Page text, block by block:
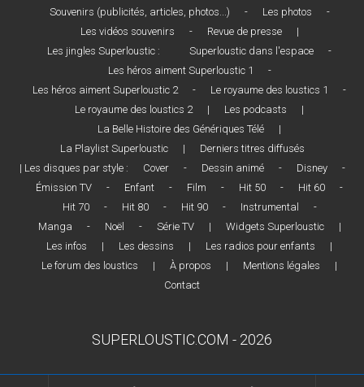
Souvenirs (publicités, articles, photos...)
- Les photos
-
Les vidéos souvenirs
- Revue de presse
|
Les jingles Superloustic :
Superloustic dans l'espace
-
Les héros aiment Superloustic 1
-
Les héros aiment Superloustic 2
- Le royaume des loustics 1
-
Le royaume des loustics 2
| Les podcasts
|
La Belle Histoire des Génériques Télé
|
La Playlist Superloustic
|
Derniers titres diffusés
| Les disques par style :
Cover - Dessin animé - Disney
-
Émission TV
- Enfant - Film - Hit 50 - Hit 60
-
Hit 70
- Hit 80 - Hit 90 - Instrumental
-
Manga
- Noël - Série TV | Widgets Superloustic
|
Les infos
| Les dessins | Les radios pour enfants
|
Le forum des loustics
| À propos | Mentions légales
|
Contact
SUPERLOUSTIC.COM - 2026